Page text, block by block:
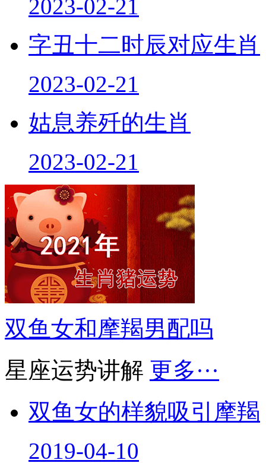
2023-02-21
字丑十二时辰对应生肖
2023-02-21
姑息养歼的生肖
2023-02-21
双鱼女和摩羯男配吗
星座运势讲解 更多···
双鱼女的样貌吸引摩羯
2019-04-10